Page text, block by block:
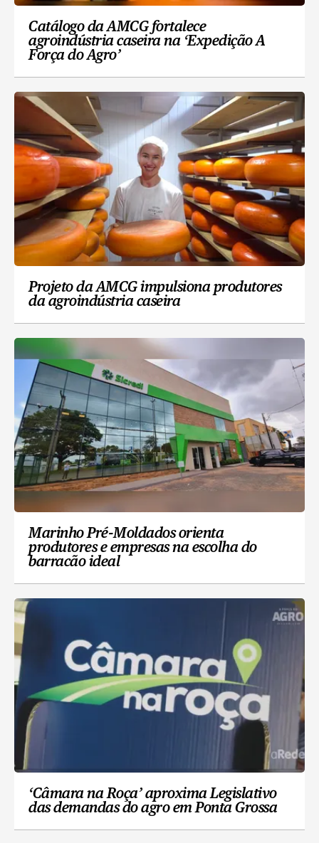
Catálogo da AMCG fortalece
agroindústria caseira na ‘Expedição A
Força do Agro’
Projeto da AMCG impulsiona produtores
da agroindústria caseira
Marinho Pré-Moldados orienta
produtores e empresas na escolha do
barracão ideal
‘Câmara na Roça’ aproxima Legislativo
das demandas do agro em Ponta Grossa